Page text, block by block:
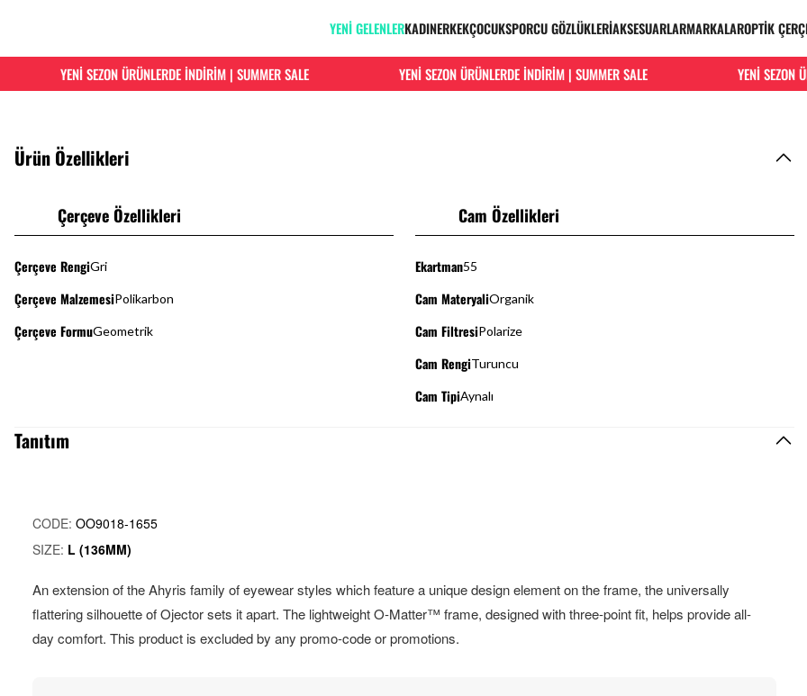
YENİ GELENLERKADINERKEKÇOCUKSPORCU GÖZLÜKLERİAKSESUARLARMARKALAROPTİK
YENİ SEZON ÜRÜNLERDE İNDİRİM | SUMMER SALE YENİ SEZON ÜRÜNLERDE İNDİRİM | SUMMER SALE YENİ SEZON
Ürün Özellikleri
Çerçeve Özellikleri
Çerçeve RengiGri
Çerçeve MalzemesiPolikarbon
Çerçeve FormuGeometrik
Cam Özellikleri
Ekartman55
Cam MateryaliOrganik
Cam FiltresiPolarize
Cam RengiTuruncu
Cam TipiAynalı
Tanıtım
CODE: OO9018-1655
SIZE: L (136MM)
An extension of the Ahyris family of eyewear styles which feature a unique design element on the frame, the universally
flattering silhouette of Ojector sets it apart. The lightweight O-Matter™ frame, designed with three-point fit, helps provide all-
day comfort. This product is excluded by any promo-code or promotions.